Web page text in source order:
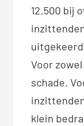
12.500 bij
Voor
schade.
klein